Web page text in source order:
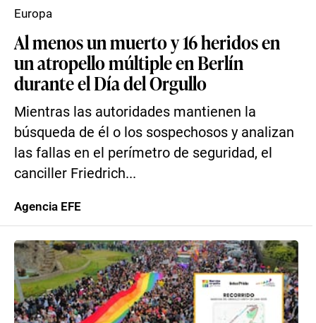
Al menos un muerto y 16 heridos en
un atropello múltiple en Berlín
durante el Día del Orgullo
Mientras las autoridades mantienen la
búsqueda de él o los sospechosos y analizan
las fallas en el perímetro de seguridad, el
canciller Friedrich...
Europa
Agencia EFE